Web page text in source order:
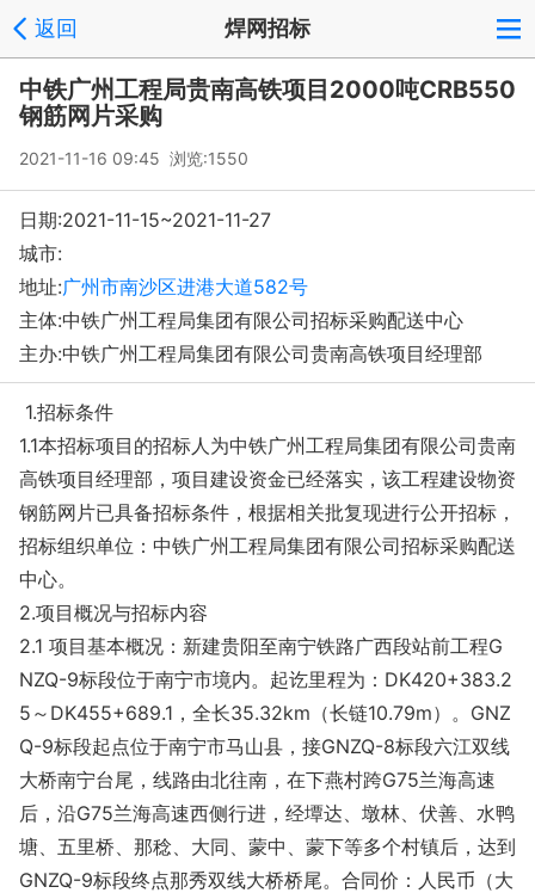
返回 焊网招标
中铁广州工程局贵南高铁项目2000吨CRB550
钢筋网片采购
2021-11-16 09:45 浏览:1550
日期:2021-11-15~2021-11-27
城市:
地址:广州市南沙区进港大道582号
主体:中铁广州工程局集团有限公司招标采购配送中心
主办:中铁广州工程局集团有限公司贵南高铁项目经理部
1.招标条件
1.1本招标项目的招标人为中铁广州工程局集团有限公司贵南
高铁项目经理部，项目建设资金已经落实，该工程建设物资
钢筋网片已具备招标条件，根据相关批复现进行公开招标，
招标组织单位：中铁广州工程局集团有限公司招标采购配送
中心。
2.项目概况与招标内容
2.1 项目基本概况：新建贵阳至南宁铁路广西段站前工程G
NZQ-9标段位于南宁市境内。起讫里程为：DK420+383.2
5～DK455+689.1，全长35.32km（长链10.79m）。GNZ
Q-9标段起点位于南宁市马山县，接GNZQ-8标段六江双线
大桥南宁台尾，线路由北往南，在下燕村跨G75兰海高速
后，沿G75兰海高速西侧行进，经墰达、墩林、伏善、水鸭
塘、五里桥、那稔、大同、蒙中、蒙下等多个村镇后，达到
GNZQ-9标段终点那秀双线大桥桥尾。合同价：人民币（大